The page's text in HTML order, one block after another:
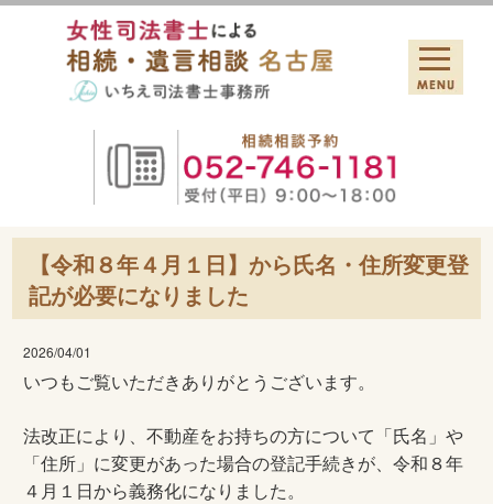
【令和８年４月１日】から氏名・住所変更登
記が必要になりました
2026/04/01
いつもご覧いただきありがとうございます。
法改正により、不動産をお持ちの方について「氏名」や
「住所」に変更があった場合の登記手続きが、令和８年
４月１日から義務化になりました。